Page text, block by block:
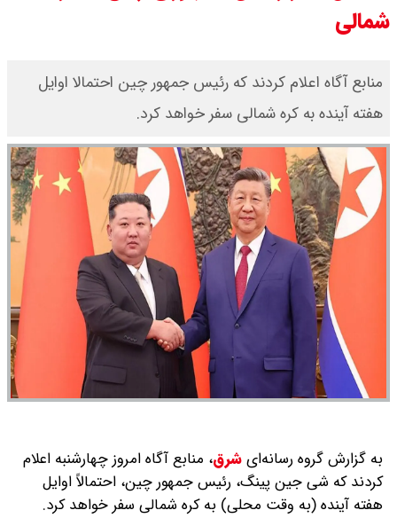
۱۴۰۵ اعلام شد/ طلا بر مدار صعود
شمالی
منابع آگاه اعلام کردند که رئیس جمهور چین احتمالا اوایل
هفته آینده به کره شمالی سفر خواهد کرد.
به گزارش گروه رسانه‌ایشرق، منابع آگاه امروز چهارشنبه اعلام
کردند که شی جین پینگ، رئیس جمهور چین، احتمالاً اوایل
هفته آینده (به وقت محلی) به کره شمالی سفر خواهد کرد.